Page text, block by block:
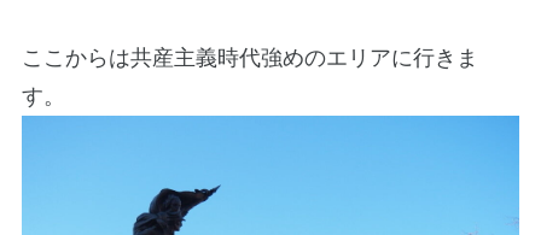
ここからは共産主義時代強めのエリアに行きま
す。